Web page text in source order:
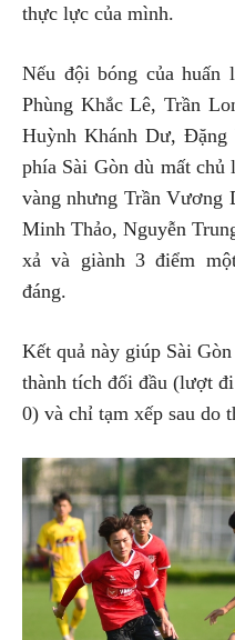
thực lực của mình.
Nếu đội bóng của
Phùng Khắc Lê, Trần
Huỳnh Khánh Dư,
phía Sài Gòn dù mất
vàng nhưng Trần Vương
Minh Thảo, Nguyễn
xả và giành 3 điểm
đáng.
Kết quả này giúp Sài
thành tích đối đầu (lượt
0) và chỉ tạm xếp sau do